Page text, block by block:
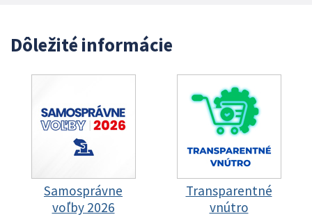
Dôležité informácie
Samosprávne
voľby 2026
Transparentné
vnútro